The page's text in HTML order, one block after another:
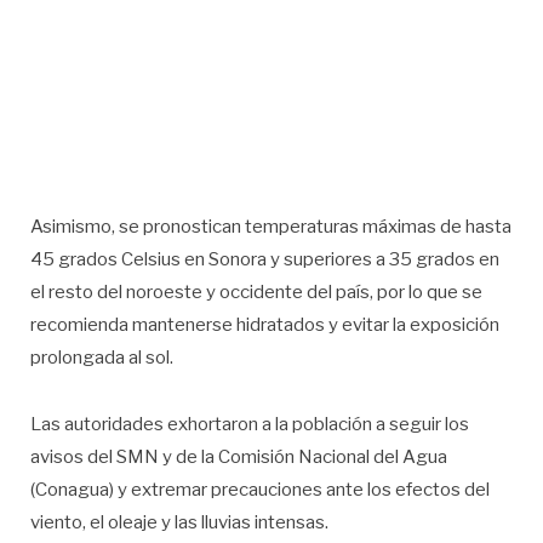
Asimismo, se pronostican temperaturas máximas de hasta
45 grados Celsius en Sonora y superiores a 35 grados en
el resto del noroeste y occidente del país, por lo que se
recomienda mantenerse hidratados y evitar la exposición
prolongada al sol.
Las autoridades exhortaron a la población a seguir los
avisos del SMN y de la Comisión Nacional del Agua
(Conagua) y extremar precauciones ante los efectos del
viento, el oleaje y las lluvias intensas.